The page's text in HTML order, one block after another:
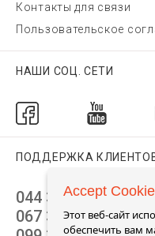
Контакты для связи
Пользовательское
НАШИ СОЦ. СЕТИ
ПОДДЕРЖКА
044 392 44 45
067 344 14 44
Accept
Этот веб-сайт
обеспечить вам